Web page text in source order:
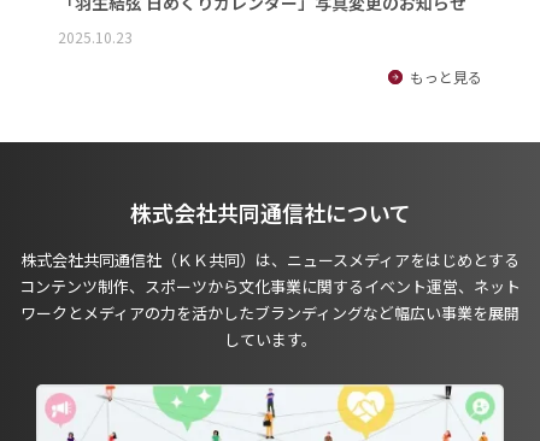
2025.10.23
もっと見る
株式会社共同通信社について
株式会社共同通信社（ＫＫ共同）は、ニュースメディアをはじめとする
コンテンツ制作、スポーツから文化事業に関するイベント運営、ネット
ワークとメディアの力を活かしたブランディングなど幅広い事業を展開
しています。